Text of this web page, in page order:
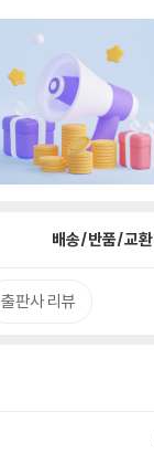
배송/반품/교환
출판사 리뷰